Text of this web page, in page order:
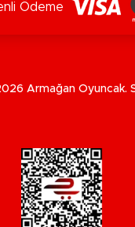
Ödeme
Armağan Oyuncak.